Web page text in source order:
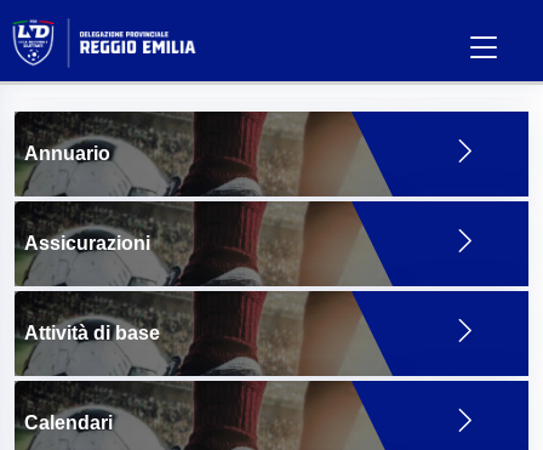
Annuario
Assicurazioni
Attività di base
Calendari